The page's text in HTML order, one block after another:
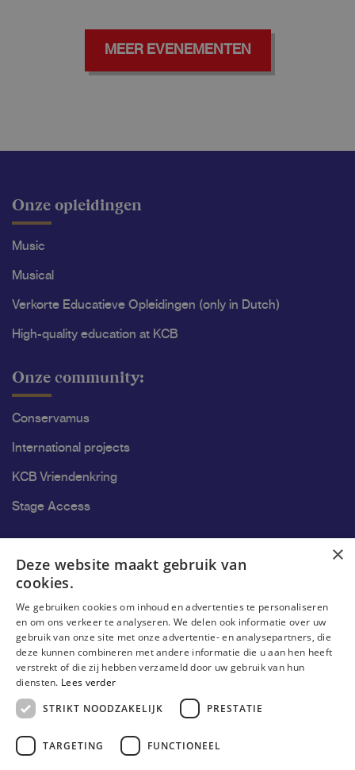
MEER EVENEMENTEN
Onze opleidingen
Music
Musical
Verkorte Educatieve Opleidingen (only in Dutch)
High-quality education at KCB
Onze community:
Conservamus
International projects
KCB Vriendenkring
Stage Access
Research
Research groups
Researchers
Become researcher
×
Deze website maakt gebruik van
cookies.
We gebruiken cookies om inhoud en advertenties te personaliseren
en om ons verkeer te analyseren. We delen ook informatie over uw
gebruik van onze site met onze advertentie- en analysepartners, die
deze kunnen combineren met andere informatie die u aan hen heeft
verstrekt of die zij hebben verzameld door uw gebruik van hun
diensten. Lees verder
STRIKT NOODZAKELIJK
PRESTATIE
TARGETING FUNCTIONEEL